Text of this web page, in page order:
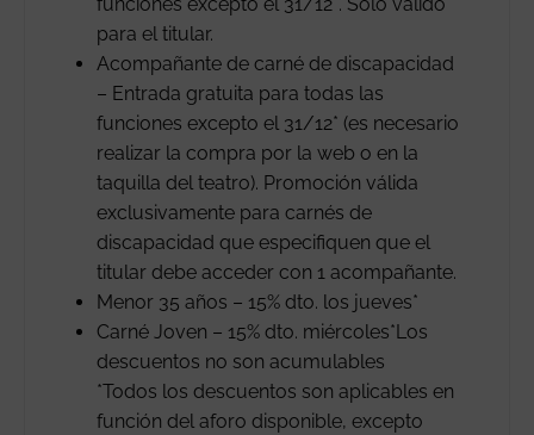
para el titular.
Acompañante de carné de discapacidad
– Entrada gratuita para todas las
funciones excepto el 31/12* (es necesario
realizar la compra por la web o en la
taquilla del teatro). Promoción válida
exclusivamente para carnés de
discapacidad que especifiquen que el
titular debe acceder con 1 acompañante.
Menor 35 años – 15% dto. los jueves*
Carné Joven – 15% dto. miércoles*Los
descuentos no son acumulables
*Todos los descuentos son aplicables en
función del aforo disponible, excepto